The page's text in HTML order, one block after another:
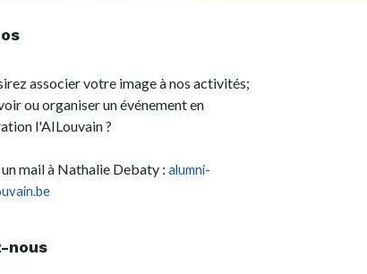
associer votre image à nos activités;
ou organiser un événement en
l'AILouvain ?
mail à Nathalie Debaty : alumni-
nous